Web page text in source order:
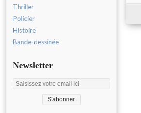
Thriller
Policier
Histoire
Bande-dessinée
Newsletter